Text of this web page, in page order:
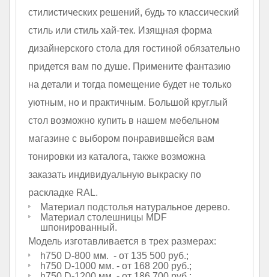
стилистических решений, будь то классический
стиль или стиль хай-тек. Изящная форма
дизайнерского стола для гостиной обязательно
придется вам по душе. Примените фантазию
на детали и тогда помещение будет не только
уютным, но и практичным. Большой круглый
стол возможно купить в нашем мебельном
магазине с выбором понравившейся вам
тонировки из каталога, также возможна
заказать индивидуальную выкраску по
раскладке RAL.
Материал подстолья натуральное дерево.
Материал столешницы MDF
шпонированный.
Модель изготавливается в трех размерах:
h750 D-800 мм. - от 135 500 руб.;
h750 D-1000 мм. - от 168 200 руб.;